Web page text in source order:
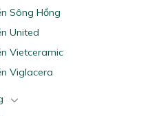
Sông Hồng
United
Vietceramic
Viglacera